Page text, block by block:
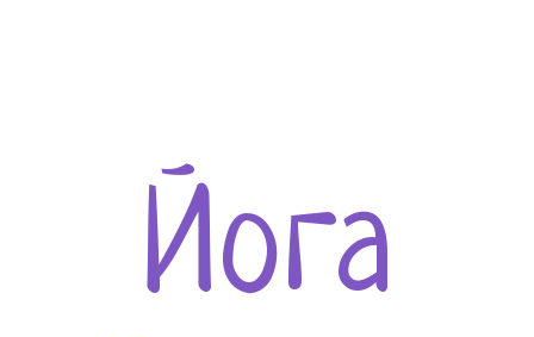
Йога